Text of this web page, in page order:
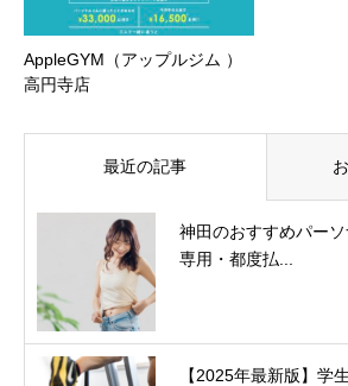
AppleGYM（アップルジム ）
高円寺店
最近の記事
神田のおすすめパー
専用・都度払...
【2025年最新版】学